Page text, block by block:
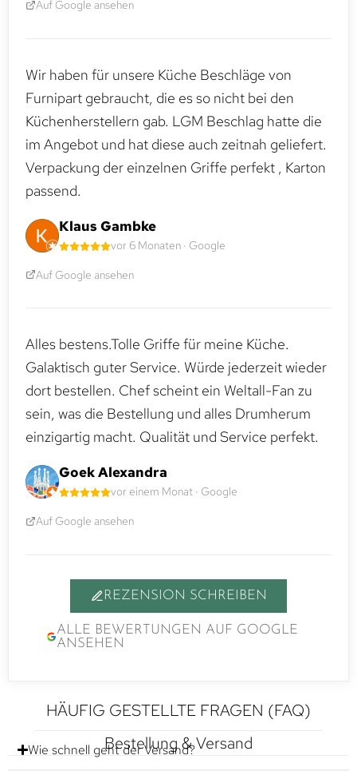
Auf Google ansehen
Wir haben für unsere Küche Beschläge von
Furnipart gebraucht, die es so nicht bei den
Küchenherstellern gab. LGM Beschlag hatte die
im Angebot und hat diese auch zeitnah geliefert.
Verpackung der einzelnen Griffe perfekt , Karton
passend.
Klaus Gambke
vor 6 Monaten · Google
Auf Google ansehen
Alles bestens.Tolle Griffe für meine Küche.
Galaktisch guter Service. Würde jederzeit wieder
dort bestellen. Chef scheint ein Weltall-Fan zu
sein, was die Bestellung und alles Drumherum
einzigartig macht. Qualität und Service perfekt.
Goek Alexandra
vor einem Monat · Google
Auf Google ansehen
REZENSION SCHREIBEN
ALLE BEWERTUNGEN AUF GOOGLE
ANSEHEN
HÄUFIG GESTELLTE FRAGEN (FAQ)
Bestellung & Versand
Wie schnell geht der Versand?